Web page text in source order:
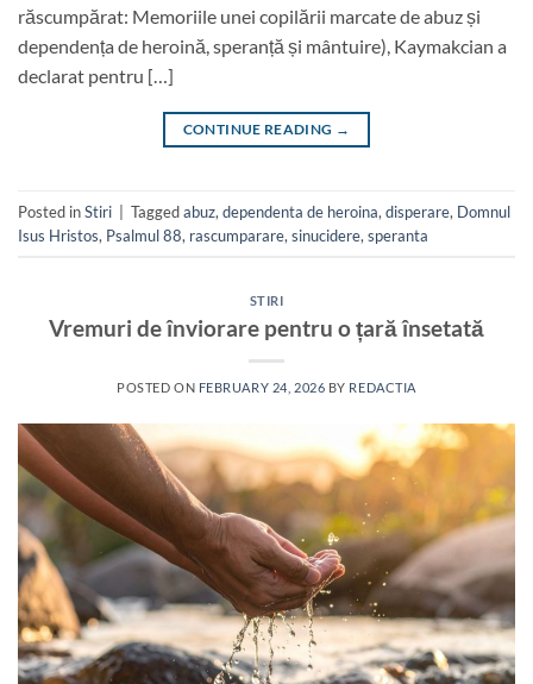
răscumpărat: Memoriile unei copilării marcate de abuz și
dependența de heroină, speranță și mântuire), Kaymakcian a
declarat pentru […]
CONTINUE READING →
Posted inStiri | Taggedabuz, dependenta de heroina, disperare, Domnul
Isus Hristos, Psalmul 88, rascumparare, sinucidere, speranta
STIRI
Vremuri de înviorare pentru o țară însetată
POSTED ON FEBRUARY 24, 2026 BY REDACTIA